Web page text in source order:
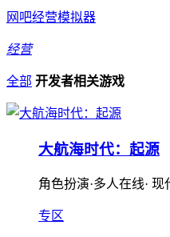
网吧经营模拟器
经营
全部 开发者相关游戏
大航海时代：起源
角色扮演·多人在线· 现
专区